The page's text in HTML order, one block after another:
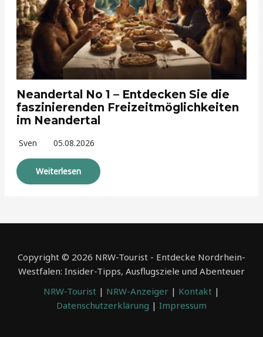
Neandertal No 1 – Entdecken Sie die
faszinierenden Freizeitmöglichkeiten
im Neandertal
Sven 05.08.2026
Weiterlesen
Copyright © 2026 NRW-Tourist - Entdecke Nordrhein-
Westfalen: Insider-Tipps, Ausflugsziele und Abenteuer
NRW-Tourist | NRW-Anzeiger | Kontakt |
Datenschutzerklärung | Impressum